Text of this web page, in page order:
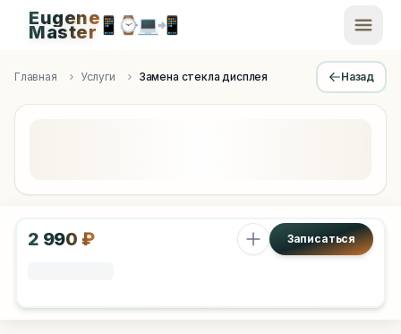
Apple Diagnostics & Engineering Authority in Saint
Eugene
Master📱 ⌚💻📲
Главная Услуги Замена стекла дисплея Назад
2 990 ₽ Записаться